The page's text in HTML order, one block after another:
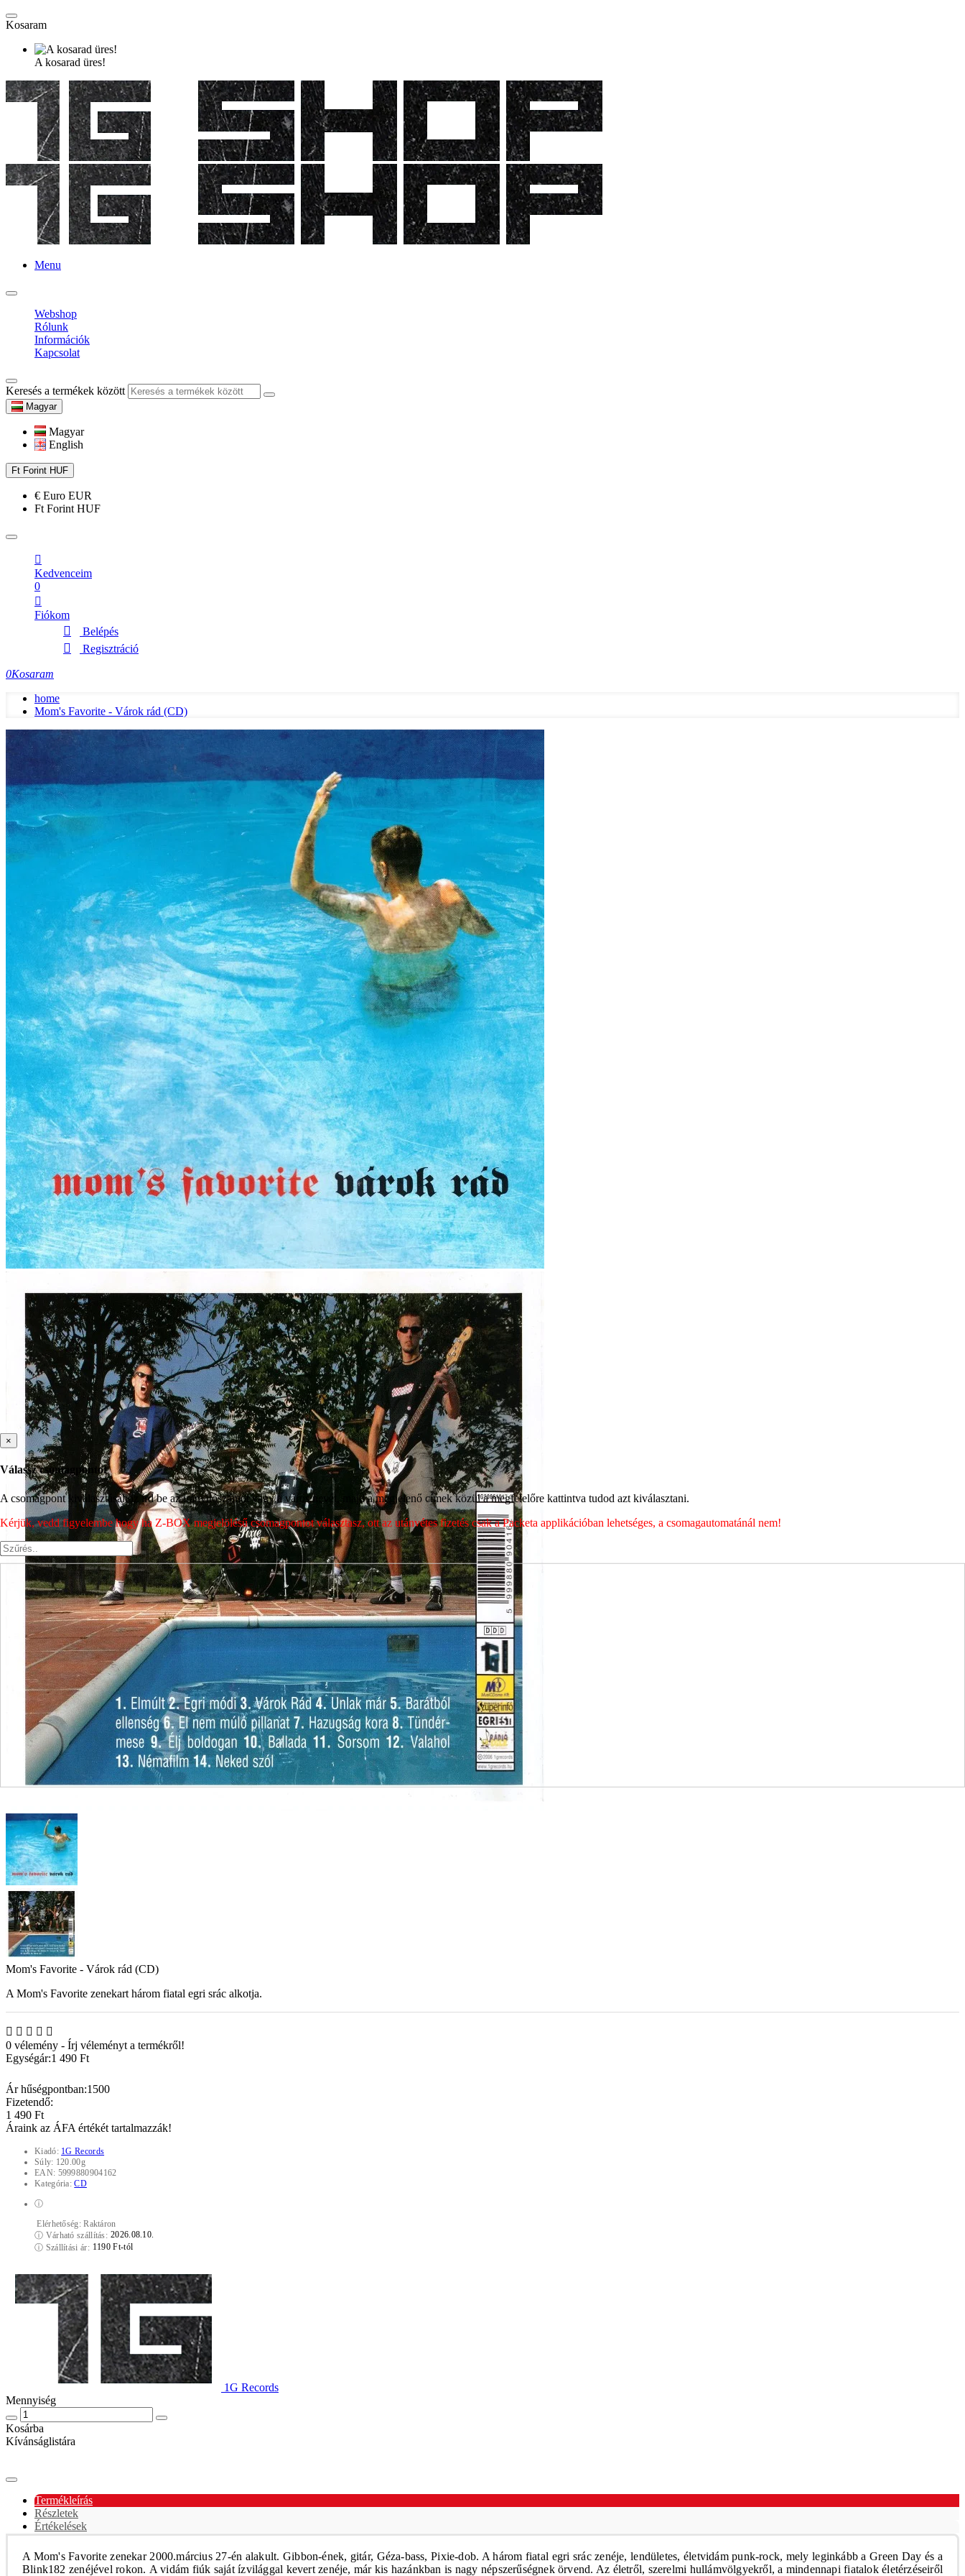
Kosaram
A kosarad üres!
Menu
Webshop
Rólunk
Információk
Kapcsolat
Keresés a termékek között
Magyar
Magyar
English
Ft Forint HUF
€ Euro EUR
Ft Forint HUF
Kedvenceim
0
Fiókom
Belépés
Regisztráció
0Kosaram
home
Mom's Favorite - Várok rád (CD)
Mom's Favorite - Várok rád (CD)
A Mom's Favorite zenekart három fiatal egri srác alkotja.
0 vélemény - Írj véleményt a termékről!
Egységár:1 490 Ft
Ár hűségpontban:1500
Fizetendő:
1 490 Ft
Áraink az ÁFA értékét tartalmazzák!
Kiadó: 1G Records
Súly: 120.00g
EAN: 5999880904162
Kategória:CD
ⓘ
Elérhetőség:Raktáron
ⓘ Várható szállítás: 2026.08.10.
ⓘ Szállítási ár: 1190 Ft-tól
1G Records
Mennyiség
Kosárba
Kívánságlistára
Termékleírás
Részletek
Értékelések
A Mom's Favorite zenekar 2000.március 27-én alakult. Gibbon-ének, gitár, Géza-bass, Pixie-dob. A három fiatal egri srác zenéje, lendületes, életvidám punk-rock, mely leginkább a Green Day és a
Blink182 zenéjével rokon. A vidám fiúk sajátízvilággal kevert zenéje, már kis hazánkban is nagy népszerűségnek örvend. Az életről, szerelmi hullámvölgyekről, a mindennapi fiatalok életérzéseiről
×
Válassz csomagpontot
A csomagpont kiválasztásához írd be az irányítószámot vagy a város nevét, majd a megjelenő címek közül a megfelelőre kattintva tudod azt kiválasztani.
Kérjük, vedd figyelembe hogy ha Z-BOX megjelölésű csomagpontot választasz, ott az utánvétes fizetés csak a Packeta applikációban lehetséges, a csomagautomatánál nem!